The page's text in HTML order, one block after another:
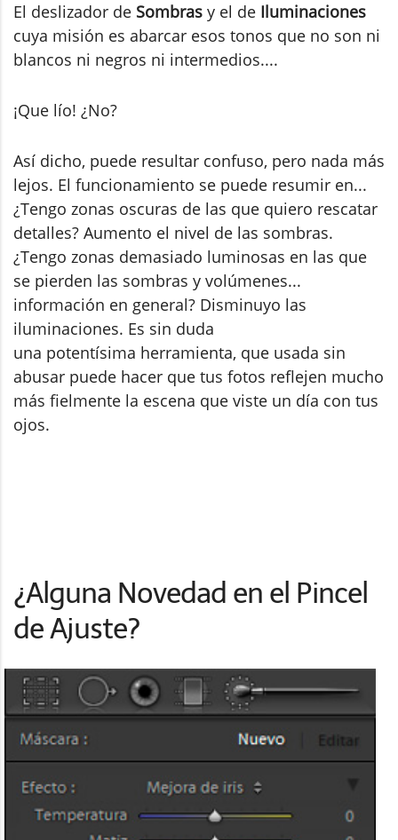
El deslizador de Sombras y el de Iluminaciones
cuya misión es abarcar esos tonos que no son ni
blancos ni negros ni intermedios....
¡Que lío! ¿No?
Así dicho, puede resultar confuso, pero nada más
lejos. El funcionamiento se puede resumir en...
¿Tengo zonas oscuras de las que quiero rescatar
detalles? Aumento el nivel de las sombras.
¿Tengo zonas demasiado luminosas en las que
se pierden las sombras y volúmenes...
información en general? Disminuyo las
iluminaciones. Es sin duda
una potentísima herramienta, que usada sin
abusar puede hacer que tus fotos reflejen mucho
más fielmente la escena que viste un día con tus
ojos.
¿Alguna Novedad en el Pincel
de Ajuste?